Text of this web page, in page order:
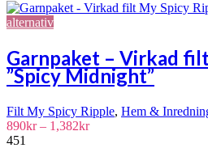
alternativDen
produkten
har
flera
De
olika
Garnpaket – Virkad
”Spicy Midnight”
Filt My Spicy Ripple, Hem &
890kr – 1,382krPrisintervall:
451